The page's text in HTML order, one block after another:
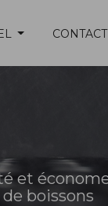
CONTACT
et
boissons